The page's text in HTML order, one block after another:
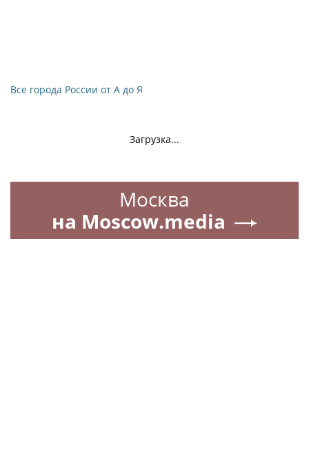
Все города России от А до Я
Загрузка...
Москва
на Moscow.media